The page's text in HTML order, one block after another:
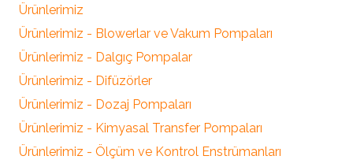
Ürünlerimiz
Ürünlerimiz - Blowerlar ve Vakum Pompaları
Ürünlerimiz - Dalgıç Pompalar
Ürünlerimiz - Difüzörler
Ürünlerimiz - Dozaj Pompaları
Ürünlerimiz - Kimyasal Transfer Pompaları
Ürünlerimiz - Ölçüm ve Kontrol Enstrümanları